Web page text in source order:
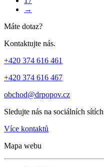
→
Máte dotaz?
Kontaktujte nás.
+420 374 616 461
+420 374 616 467
obchod@drpopov.cz
Sledujte nás na sociálních sítích
Více kontaktů
Mapa webu